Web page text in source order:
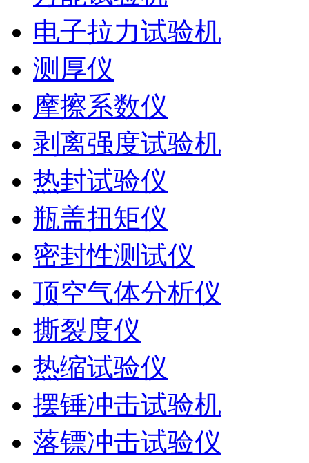
电子拉力试验机
测厚仪
摩擦系数仪
剥离强度试验机
热封试验仪
瓶盖扭矩仪
密封性测试仪
顶空气体分析仪
撕裂度仪
热缩试验仪
摆锤冲击试验机
落镖冲击试验仪